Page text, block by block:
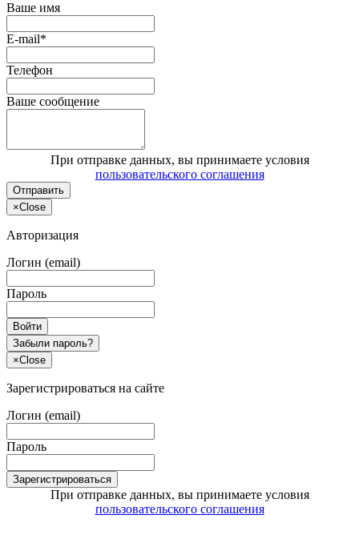
Ваше имя
E-mail*
Телефон
Ваше сообщение
При отправке данных, вы принимаете условия
пользовательского соглашения
Отправить
×Close
Авторизация
Логин (email)
Пароль
Войти
Забыли пароль?
×Close
Зарегистрироваться на сайте
Логин (email)
Пароль
Зарегистрироваться
При отправке данных, вы принимаете условия
пользовательского соглашения